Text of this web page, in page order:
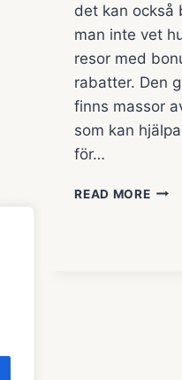
det kan också
man inte vet
resor med
rabatter. Den
finns massor
som kan
för…
READ MOREHUR